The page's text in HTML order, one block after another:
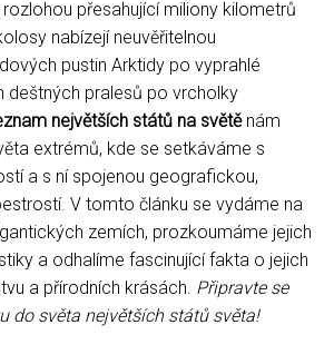
přesahující miliony kilometrů
nabízejí neuvěřitelnou
pustin Arktidy po vyprahlé
deštných pralesů po vrcholky
největších států na světěnám
extrémů, kde se setkáváme s
a s ní spojenou geografickou,
V tomto článku se vydáme na
zemích, prozkoumáme jejich
a odhalíme fascinující fakta o jejich
a přírodních krásách. Připravte se
do světa největších států světa!